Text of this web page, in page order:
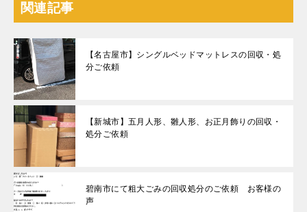
関連記事
【名古屋市】シングルベッドマットレスの回収・処
分ご依頼
【新城市】五月人形、雛人形、お正月飾りの回収・
処分ご依頼
碧南市にて粗大ごみの回収処分のご依頼 お客様の
声